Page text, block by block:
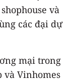
và
các đại dự
mại trong
và Vinhomes